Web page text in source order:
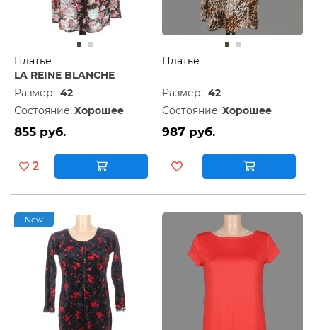
Платье
LA REINE BLANCHE
Размер: 42
Состояние: Хорошее
855 руб.
2
Платье
Размер: 42
Состояние: Хорошее
987 руб.
New